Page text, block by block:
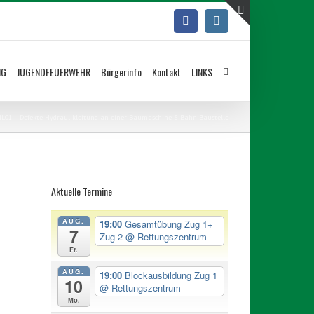
FacebookInstagram
JUGENDFEUERWEHR Bürgerinfo Kontakt LINKS
Aktuelle Termine
AUG.
7
Fr.
19:00 Gesamtübung Zug 1+
Zug 2 @ Rettungszentrum
AUG.
10
Mo.
19:00 Blockausbildung Zug 1
@ Rettungszentrum